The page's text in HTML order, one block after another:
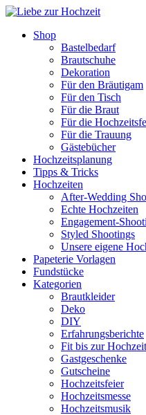
Shop
Bastelbedarf
Brautschuhe
Dekoration
Für den Bräutigam
Für den Tisch
Für die Braut
Für die
Für die Trauung
Gästebücher
Hochzeitsplanung
Tipps & Tricks
Hochzeiten
After-Wedding
Echte Hochzeiten
Engagement-
Styled Shootings
Unsere eigene
Papeterie Vorlagen
Fundstücke
Kategorien
Brautkleider
Deko
DIY
Erfahrungsberichte
Fit bis zur Hochzeit
Gastgeschenke
Gutscheine
Hochzeitsfeier
Hochzeitsmesse
Hochzeitsmusik